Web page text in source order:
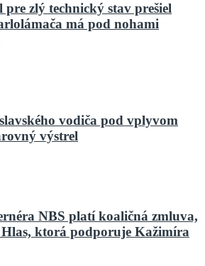
zlý technický stav prešiel
má pod nohami
vodiča pod vplyvom
výstrel
NBS platí koaličná zmluva,
ktorá podporuje Kažimíra